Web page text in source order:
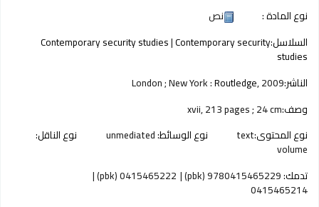
نوع المادة :
نص
السلاسل:
Contemporary security studies|Contemporary security
studies
الناشر:
London ; New York :Routledge,2009
وصف:xvii, 213 pages ; 24 cm
نوع المحتوى:text نوع الوسائط:unmediated نوع الناقل:
volume
تدمك:9780415465229 (pbk)
0415465222 (pbk)
0415465214